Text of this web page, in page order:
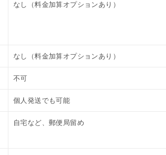
なし（料金加算オプションあり）
なし（料金加算オプションあり）
不可
個人発送でも可能
自宅など、郵便局留め